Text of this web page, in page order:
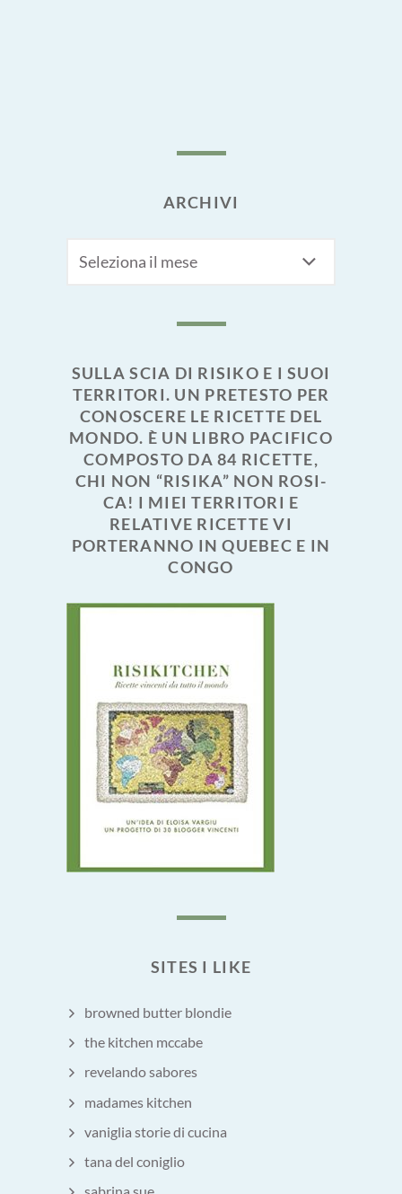
ARCHIVI
SULLA SCIA DI RISIKO E I SUOI
TERRITORI. UN PRETESTO PER
CONOSCERE LE RICETTE DEL
MONDO. È UN LIBRO PACIFICO
COMPOSTO DA 84 RICETTE,
CHI NON “RISIKA” NON ROSI-
CA! I MIEI TERRITORI E
RELATIVE RICETTE VI
PORTERANNO IN QUEBEC E IN
CONGO
SITES I LIKE
browned butter blondie
the kitchen mccabe
revelando sabores
madames kitchen
vaniglia storie di cucina
tana del coniglio